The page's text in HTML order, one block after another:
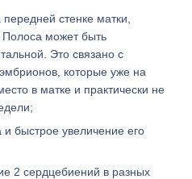
стенке матки,
может быть
Это связано с
которые уже на
в матке и практически не
быстрое увеличение его
2 сердцебиений в разных